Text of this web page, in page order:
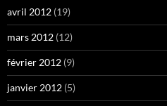
avril 2012 (19)
mars 2012 (12)
février 2012 (9)
janvier 2012 (5)